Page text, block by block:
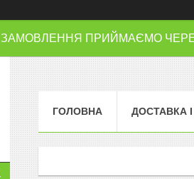
ЗАМОВЛЕННЯ ПРИЙМАЄМО ЧЕРЕЗ
ГОЛОВНА ДОСТАВКА